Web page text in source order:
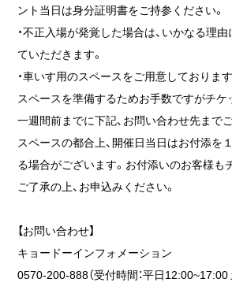
ント当日は身分証明書をご持参ください。
・不正入場が発覚した場合は、いかなる理
ていただきます。
・車いす用のスペースをご用意しておりま
スペースを準備するためお手数ですがチケ
一週間前までに下記、お問い合わせ先まで
スペースの都合上、開催日当日はお付添を
る場合がございます。お付添いのお客様も
ご了承の上、お申込みください。
【お問い合わせ】
キョードーインフォメーション
0570-200-888（受付時間：平日12:00~17:00